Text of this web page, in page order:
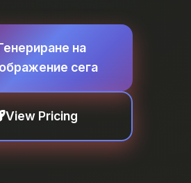
на
сега
View Pricing